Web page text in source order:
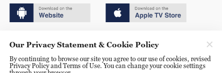
京ICP备20000184号
京公网安备 11010502050052号
Our Privacy Statement & Cookie Policy
By continuing to browse our site you agree to our use of cookies, revised
Privacy Policy and Terms of Use. You can change your cookie settings